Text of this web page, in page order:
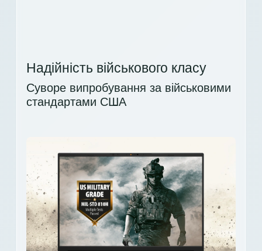
Надійність військового класу
Суворе випробування за військовими
стандартами США